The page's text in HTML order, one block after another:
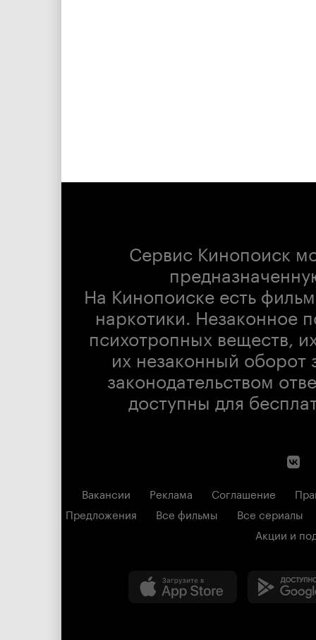
Сервис Кинопоиск
На Кинопоиске есть
наркотики. Незаконное
психотропных веществ,
их незаконный оборот
законодательством
доступны для
Вакансии Реклама Соглашение
Предложения
Все фильмы
Все сериалы
Акции и